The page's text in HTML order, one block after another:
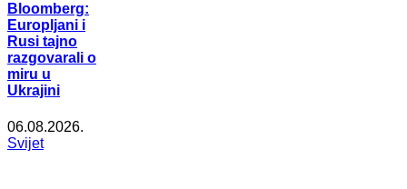
Bloomberg:
Europljani i
Rusi tajno
razgovarali o
miru u
Ukrajini
06.08.2026.
Svijet